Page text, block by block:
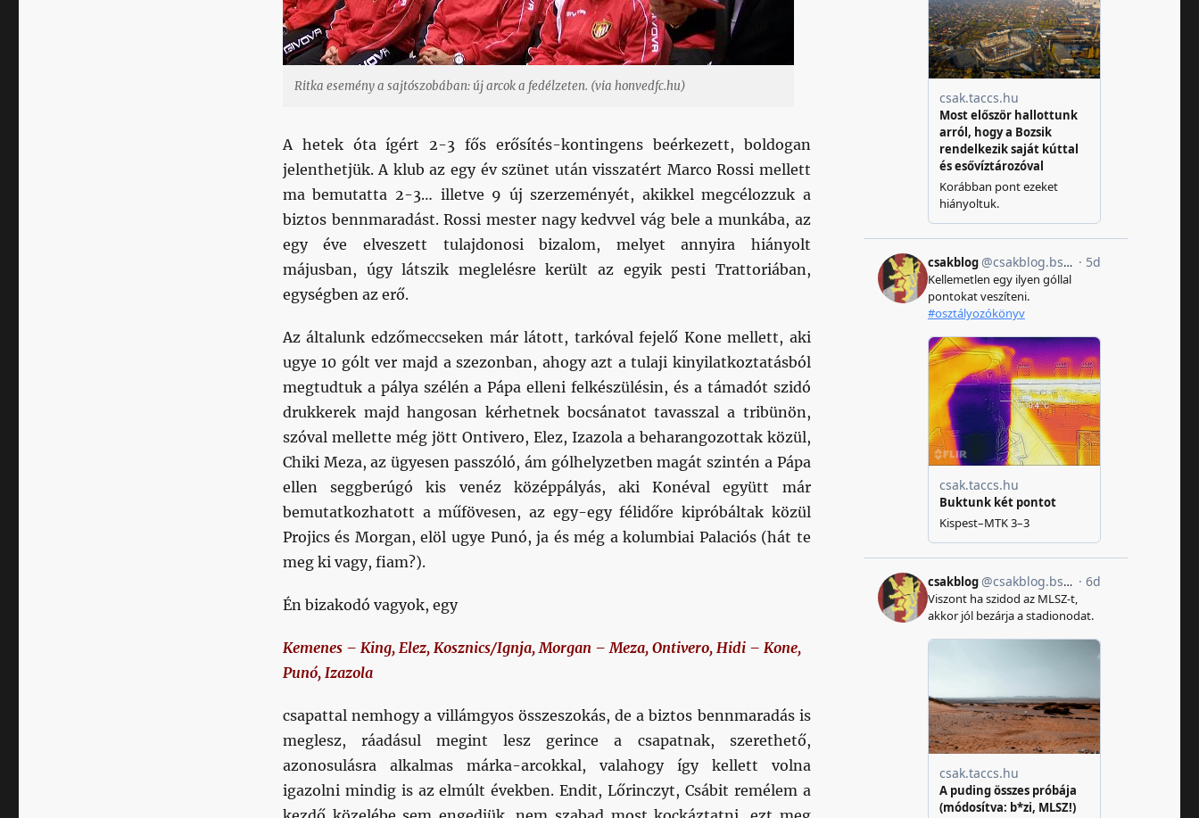
Ritka esemény a sajtószobában: új arcok a fedélzeten. (via honvedfc.hu)
A hetek óta ígért 2-3 fős erősítés-kontingens beérkezett, boldogan
jelenthetjük. A klub az egy év szünet után visszatért Marco Rossi mellett
ma bemutatta 2-3… illetve 9 új szerzeményét, akikkel megcélozzuk a
biztos bennmaradást. Rossi mester nagy kedvvel vág bele a munkába, az
egy éve elveszett tulajdonosi bizalom, melyet annyira hiányolt
májusban, úgy látszik meglelésre került az egyik pesti Trattoriában,
egységben az erő.
Az általunk edzőmeccseken már látott, tarkóval fejelő Kone mellett, aki
ugye 10 gólt ver majd a szezonban, ahogy azt a tulaji kinyilatkoztatásból
megtudtuk a pálya szélén a Pápa elleni felkészülésin, és a támadót szidó
drukkerek majd hangosan kérhetnek bocsánatot tavasszal a tribünön,
szóval mellette még jött Ontivero, Elez, Izazola a beharangozottak közül,
Chiki Meza, az ügyesen passzóló, ám gólhelyzetben magát szintén a Pápa
ellen seggberúgó kis venéz középpályás, aki Konéval együtt már
bemutatkozhatott a műfövesen, az egy-egy félidőre kipróbáltak közül
Projics és Morgan, elöl ugye Punó, ja és még a kolumbiai Palaciós (hát te
meg ki vagy, fiam?).
Én bizakodó vagyok, egy
Kemenes – King, Elez, Kosznics/Ignja, Morgan – Meza, Ontivero, Hidi – Kone,
Punó, Izazola
csapattal nemhogy a villámgyos összeszokás, de a biztos bennmaradás is
meglesz, ráadásul megint lesz gerince a csapatnak, szerethető,
azonosulásra alkalmas márka-arcokkal, valahogy így kellett volna
igazolni mindig is az elmúlt években. Endit, Lőrinczyt, Csábit remélem a